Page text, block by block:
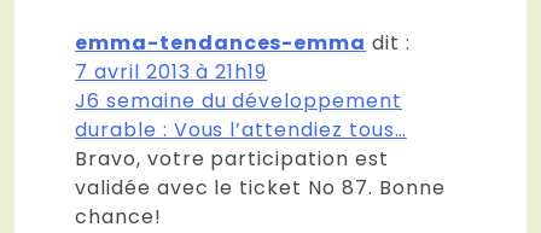
emma-tendances-emma dit :
7 avril 2013 à 21h19
J6 semaine du développement
durable : Vous l’attendiez tous…
Bravo, votre participation est
validée avec le ticket No 87. Bonne
chance!